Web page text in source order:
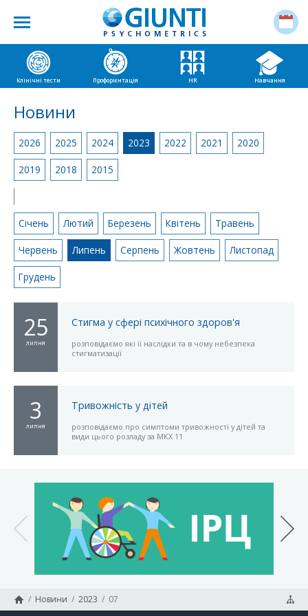
Клінічні тести Профорієнтація HR Навчання
Новини
2026 2025 2024 2023 2022 2021 2020
2019 2018
2015
Січень Лютий Березень Квітень Травень
Червень Липень Серпень Жовтень Листопад
Грудень
Стигма у сфері психічного здоров'я
25
липня
розповідаємо які її наслідки та в чому небезпека
стигматизації
Тривожність у дітей
3
липня
розповідаємо про симптоми тривожності у дітей та
види цього розладу за МКХ 11
/ Новини / 2023 / 07